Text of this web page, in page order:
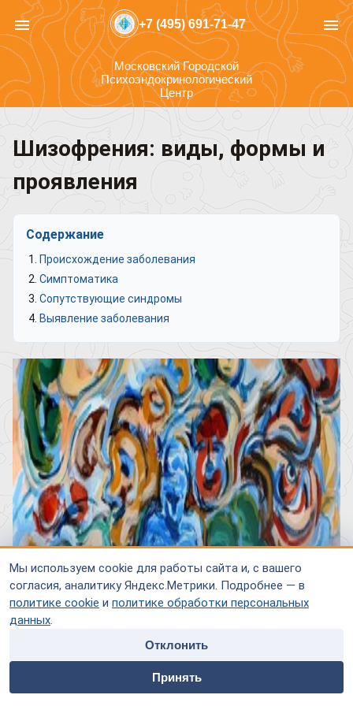
Мы используем cookie для работы сайта и, с вашего
согласия, аналитику Яндекс.Метрики. Подробнее — в
политике cookie и политике обработки персональных
данных.
Отклонить
Принять
home people
Специалисты
payment contacts
menu +7 (495) 691-71-47 menu
Московский Городской
Психоэндокринологический
Центр
Шизофрения: виды, формы и
проявления
Содержание
Происхождение заболевания
Симптоматика
Сопутствующие синдромы
Выявление заболевания